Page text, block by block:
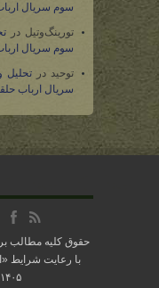
سوم سریال
تورینگ‌وتیل در
سوم سریال
توحید در
سریال ارباب
حقوق کلیه مطالب
با رعایت شرایط «
۱۴۰۵-۱۳۸۳ :: طراح تم: ت.ت